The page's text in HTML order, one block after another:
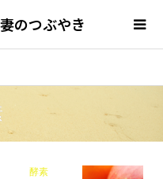
のつぶやき
酵素